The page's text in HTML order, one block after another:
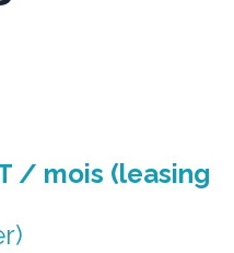
/ mois (leasing